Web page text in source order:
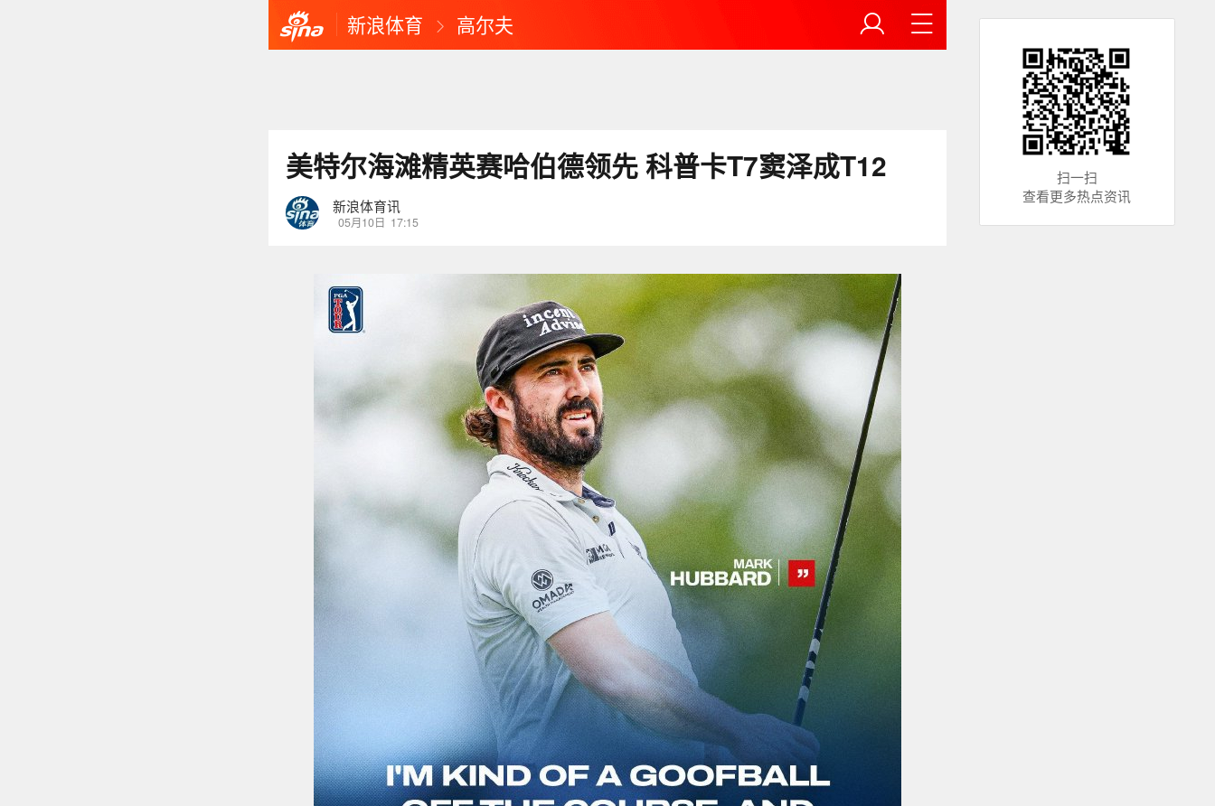
新浪体育 高尔夫
美特尔海滩精英赛哈伯德领先 科普卡T7窦泽成T12
新浪体育讯
05月10日 17:15
扫一扫
查看更多热点资讯